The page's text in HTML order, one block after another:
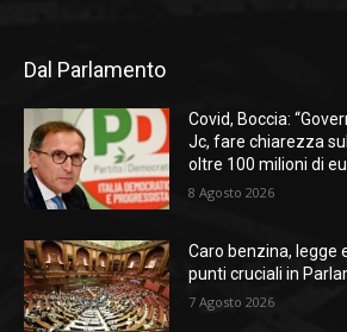
Dal Parlamento
Covid, Boccia:
Jc, fare chiarezza
oltre 100 milioni di
8 Agosto 2026
Caro benzina, legge
punti cruciali in
7 Agosto 2026